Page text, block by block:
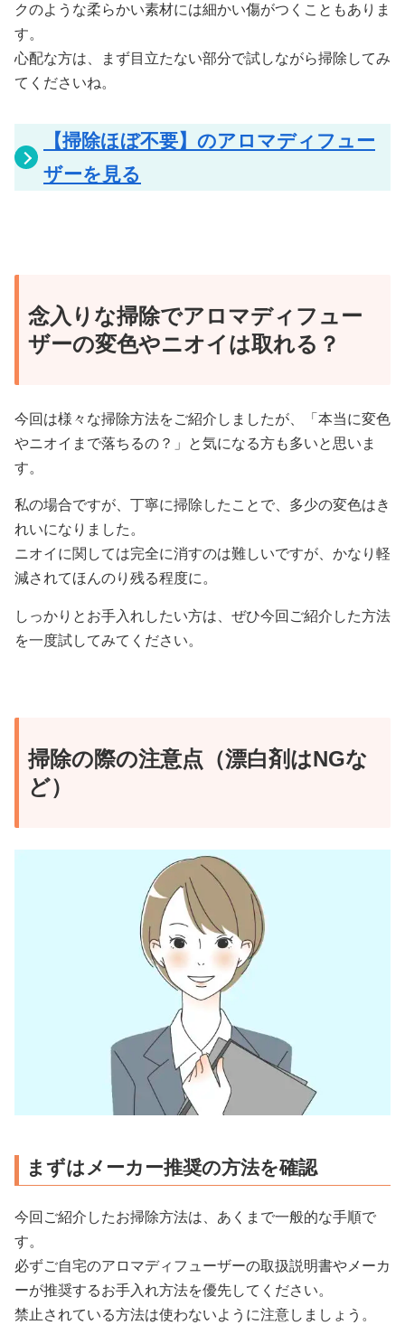
クのような柔らかい素材には細かい傷がつくこともありま
す。
心配な方は、まず目立たない部分で試しながら掃除してみ
てくださいね。
【掃除ほぼ不要】のアロマディフュー
ザーを見る
念入りな掃除でアロマディフュー
ザーの変色やニオイは取れる？
今回は様々な掃除方法をご紹介しましたが、「本当に変色
やニオイまで落ちるの？」と気になる方も多いと思いま
す。
私の場合ですが、丁寧に掃除したことで、多少の変色はき
れいになりました。
ニオイに関しては完全に消すのは難しいですが、かなり軽
減されてほんのり残る程度に。
しっかりとお手入れしたい方は、ぜひ今回ご紹介した方法
を一度試してみてください。
掃除の際の注意点（漂白剤はNGな
ど）
まずはメーカー推奨の方法を確認
今回ご紹介したお掃除方法は、あくまで一般的な手順で
す。
必ずご自宅のアロマディフューザーの取扱説明書やメーカ
ーが推奨するお手入れ方法を優先してください。
禁止されている方法は使わないように注意しましょう。